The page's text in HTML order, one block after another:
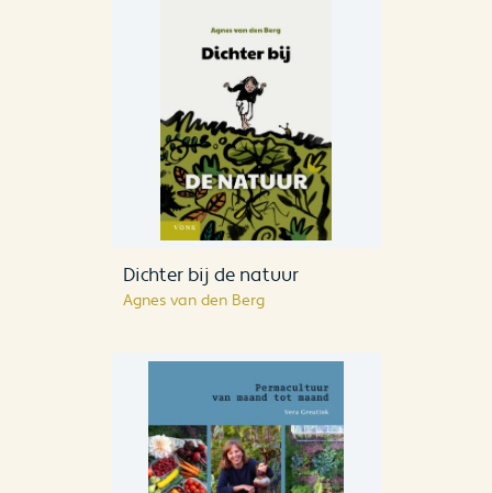
Dichter bij de natuur
Agnes van den Berg